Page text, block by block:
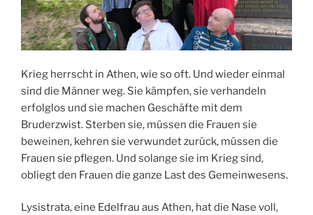
Krieg herrscht in Athen, wie so oft. Und wieder einmal
sind die Männer weg. Sie kämpfen, sie verhandeln
erfolglos und sie machen Geschäfte mit dem
Bruderzwist. Sterben sie, müssen die Frauen sie
beweinen, kehren sie verwundet zurück, müssen die
Frauen sie pflegen. Und solange sie im Krieg sind,
obliegt den Frauen die ganze Last des Gemeinwesens.
Lysistrata, eine Edelfrau aus Athen, hat die Nase voll,